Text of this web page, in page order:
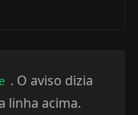
. O aviso dizia
linha acima.